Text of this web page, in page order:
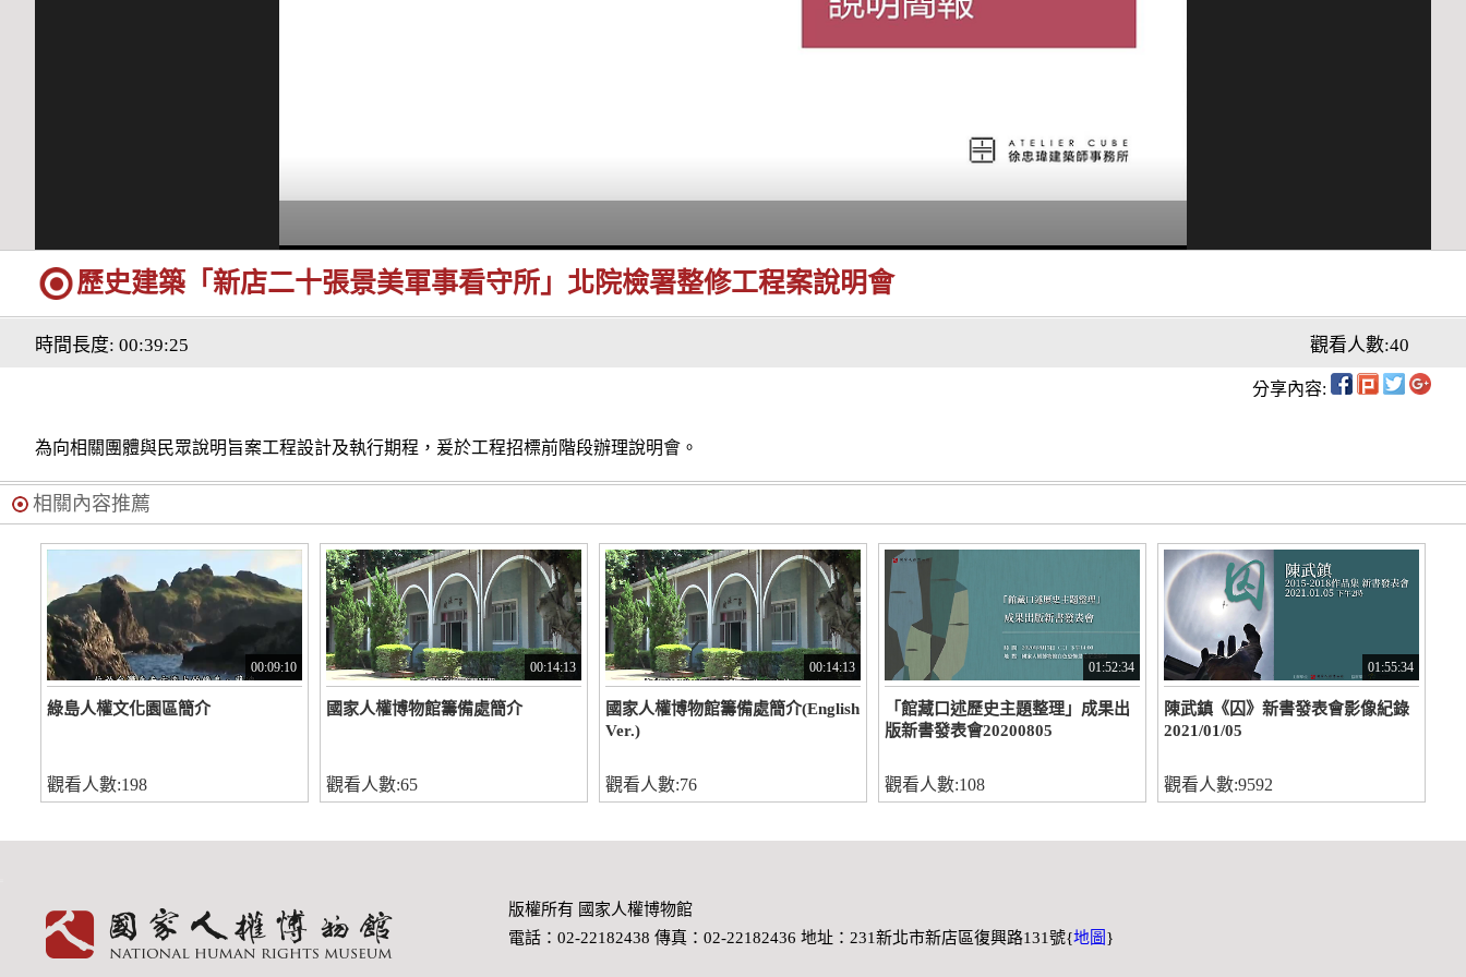
歷史建築「新店二十張景美軍事看守所」北院檢署整修工程案說明會
時間長度: 00:39:25 觀看人數:40
分享內容:
為向相關團體與民眾說明旨案工程設計及執行期程，爰於工程招標前階段辦理說明會。
相關內容推薦
00:09:10
綠島人權文化園區簡介
觀看人數:198
00:14:13
國家人權博物館籌備處簡介
觀看人數:65
00:14:13
國家人權博物館籌備處簡介(English
Ver.)
觀看人數:76
01:52:34
「館藏口述歷史主題整理」成果出
版新書發表會20200805
觀看人數:108
01:55:34
陳武鎮《囚》新書發表會影像紀錄
2021/01/05
觀看人數:9592
版權所有 國家人權博物館
電話：02-22182438 傳真：02-22182436 地址：231新北市新店區復興路131號{地圖 }